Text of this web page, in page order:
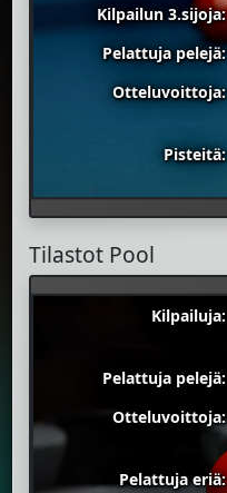
Kilpailun 3.sijoja:
Pelattuja pelejä:
Otteluvoittoja:
Pisteitä:
Tilastot Pool
Kilpailuja:
Pelattuja pelejä:
Otteluvoittoja:
Pelattuja eriä: